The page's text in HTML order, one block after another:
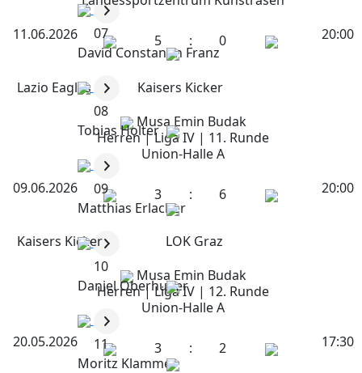
11.06.2026
20:00
5 : 0
Lazio Eagles
Kaisers Kicker
Musa Emin Budak
Herren | Liga IV | 11. Runde
Union-Halle A
09.06.2026
20:00
3 : 6
Kaisers Kicker
LOK Graz
Musa Emin Budak
Herren | Liga IV | 12. Runde
Union-Halle A
20.05.2026
17:30
3 : 2
07
David Constantin Franz
08
Tobias Holter
09
Matthias Erlacher
10
Daniel Oberhuber
11
Moritz Klammer